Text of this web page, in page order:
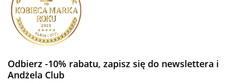
Odbierz -10% rabatu, zapisz się do newslettera i
Andżela Club